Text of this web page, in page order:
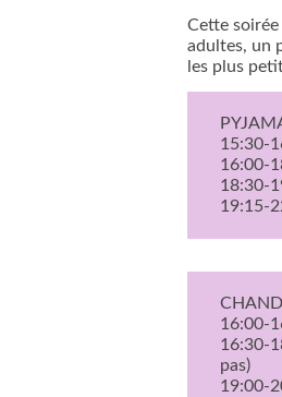
Cette
adultes, un
les plus
15:30-
16:00-
18:30-
19:15-
16:00-
16:30-
pas)
19:00-